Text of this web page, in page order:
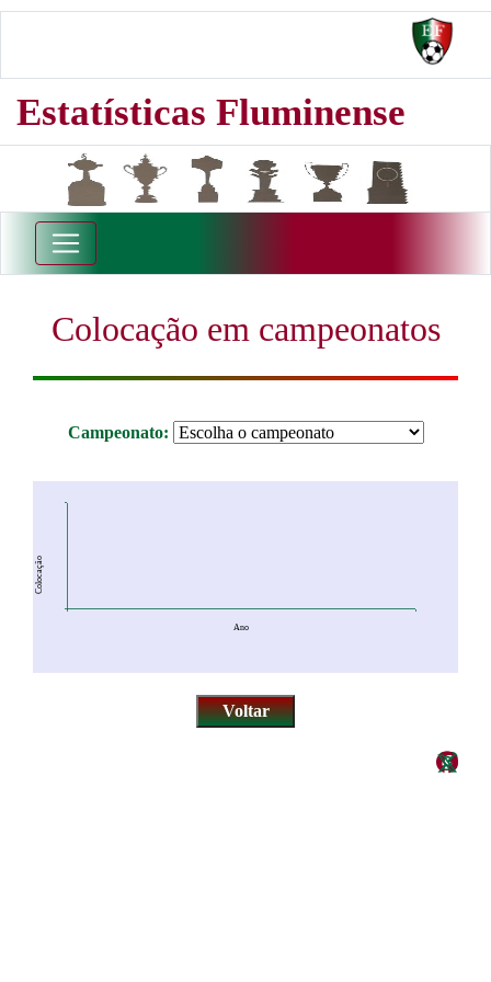
Estatísticas Fluminense
Colocação em campeonatos
Campeonato:
Ano
Colocação